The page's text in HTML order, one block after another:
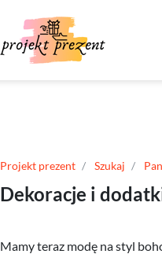
Projekt prezent Szukaj
Dekoracje i
Mamy teraz modę na styl